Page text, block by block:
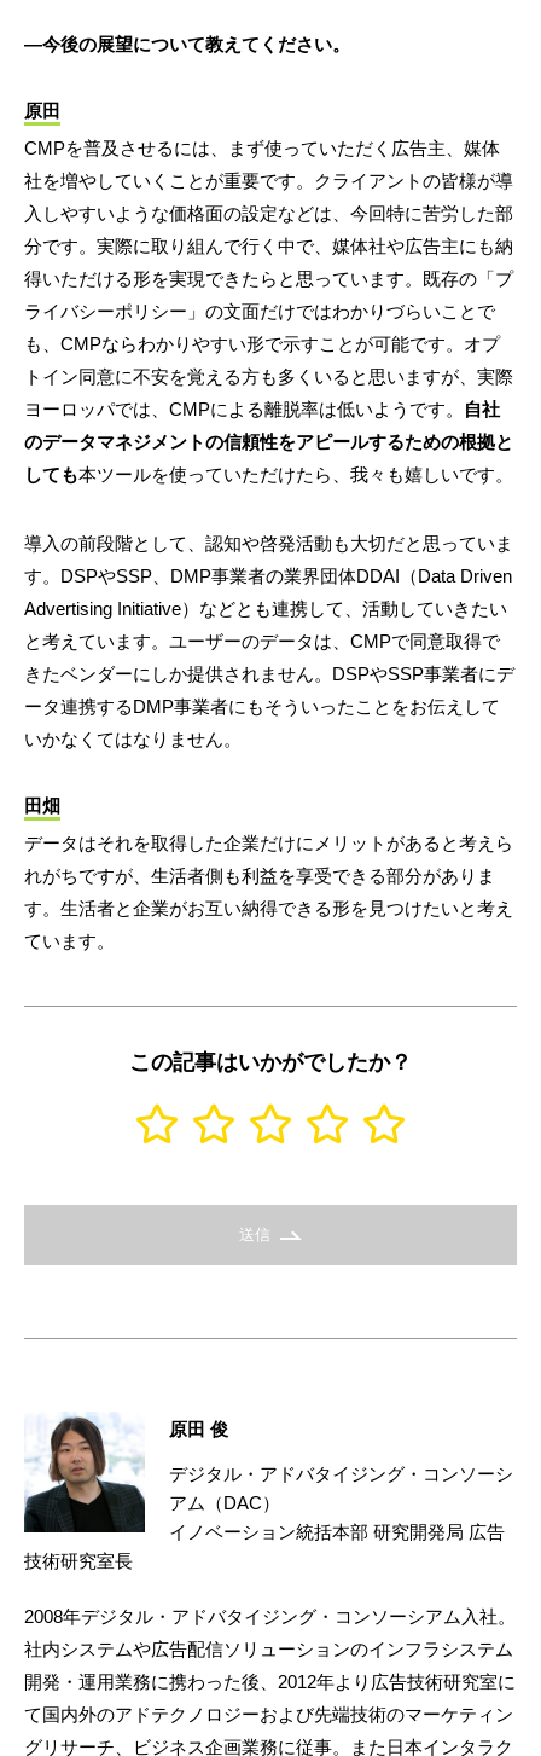
―今後の展望について教えてください。
原田
CMPを普及させるには、まず使っていただく広告主、媒体
社を増やしていくことが重要です。クライアントの皆様が導
入しやすいような価格面の設定などは、今回特に苦労した部
分です。実際に取り組んで行く中で、媒体社や広告主にも納
得いただける形を実現できたらと思っています。既存の「プ
ライバシーポリシー」の文面だけではわかりづらいことで
も、CMPならわかりやすい形で示すことが可能です。オプ
トイン同意に不安を覚える方も多くいると思いますが、実際
ヨーロッパでは、CMPによる離脱率は低いようです。
自社
のデータマネジメントの信頼性をアピールするための根拠と
しても本ツールを使っていただけたら、我々も嬉しいです。
導入の前段階として、認知や啓発活動も大切だと思っていま
す。DSPやSSP、DMP事業者の業界団体DDAI（Data Driven
Advertising Initiative）などとも連携して、活動していきたい
と考えています。ユーザーのデータは、CMPで同意取得で
きたベンダーにしか提供されません。DSPやSSP事業者にデ
ータ連携するDMP事業者にもそういったことをお伝えして
いかなくてはなりません。
田畑
データはそれを取得した企業だけにメリットがあると考えら
れがちですが、生活者側も利益を享受できる部分がありま
す。生活者と企業がお互い納得できる形を見つけたいと考え
ています。
この記事はいかがでしたか？
送信
原田 俊
デジタル・アドバタイジング・コンソーシ
アム（DAC）
イノベーション統括本部 研究開発局 広告
技術研究室長
2008年デジタル・アドバタイジング・コンソーシアム入社。
社内システムや広告配信ソリューションのインフラシステム
開発・運用業務に携わった後、2012年より広告技術研究室に
て国内外のアドテクノロジーおよび先端技術のマーケティン
グリサーチ、ビジネス企画業務に従事。また日本インタラク